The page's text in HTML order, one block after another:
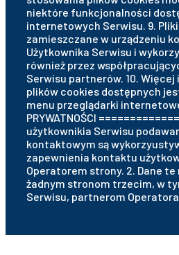
niektóre funkcjonalności
internetowych Serwisu. 9.
zamieszczane w urządzeniu
Użytkownika Serwisu i
również przez
Serwisu partnerów. 10.
plików cookies dostępnych
menu przeglądarki
PRYWATNOŚCI
użytkownikia Serwisu
kontaktowym są
zapewnienia kontaktu
Operatorem strony. 2. Dane
żadnym stronom trzecim, w
Serwisu, partnerom